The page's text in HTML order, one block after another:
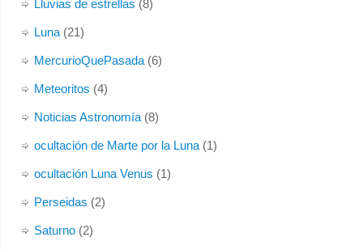
Lluvias de estrellas (8)
Luna(21)
MercurioQuePasada(6)
Meteoritos (4)
Noticias Astronomía(8)
ocultación de Marte por la Luna(1)
ocultación Luna Venus (1)
Perseidas (2)
Saturno(2)